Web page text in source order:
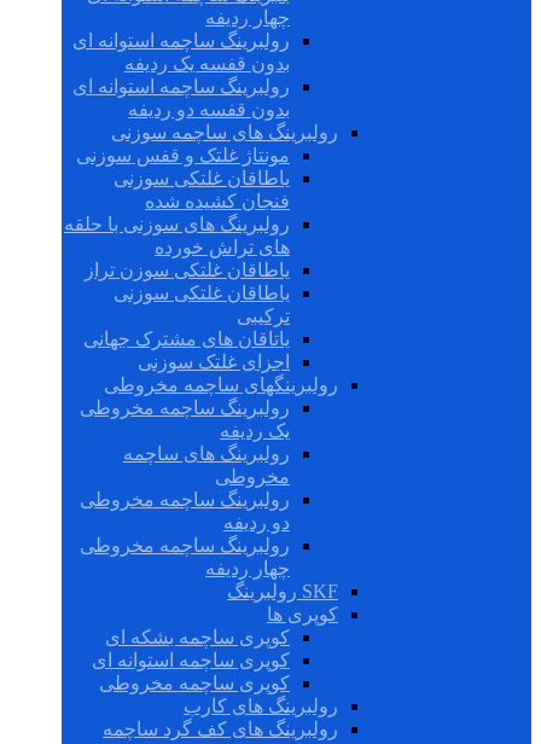
چهار ردیفه
رولبرینگ ساچمه استوانه ای
بدون قفسه یک ردیفه
رولبرینگ ساچمه استوانه ای
بدون قفسه دو ردیفه
رولبرینگ های ساچمه سوزنی
مونتاژ غلتک و قفس سوزنی
یاطاقان غلتکی سوزنی
فنجان کشیده شده
رولبرینگ های سوزنی با حلقه
های تراش خورده
یاطاقان غلتکی سوزن تراز
یاطاقان غلتکی سوزنی
ترکیبی
یاتاقان های مشترک جهانی
اجزای غلتک سوزنی
رولبرینگهای ساچمه مخروطی
رولبرینگ ساچمه مخروطی
یک ردیفه
رولبرینگ های ساچمه
مخروطی
رولبرینگ ساچمه مخروطی
دو ردیفه
رولبرینگ ساچمه مخروطی
چهار ردیفه
SKF رولبرینگ
کوپری ها
کوپری ساچمه بشکه ای
کوپری ساچمه استوانه ای
کوپری ساچمه مخروطی
رولبرینگ های کارب
رولبرینگ های کف گرد ساچمه